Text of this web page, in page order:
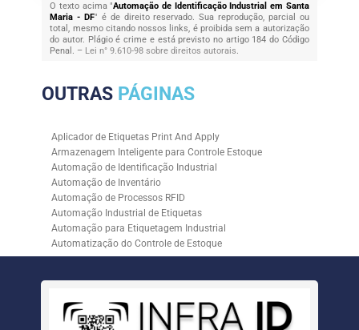
O texto acima "Automação de Identificação Industrial em Santa
Maria - DF" é de direito reservado. Sua reprodução, parcial ou
total, mesmo citando nossos links, é proibida sem a autorização
do autor. Plágio é crime e está previsto no artigo 184 do Código
Penal. – Lei n° 9.610-98 sobre direitos autorais.
OUTRAS PÁGINAS
Aplicador de Etiquetas Print And Apply
Armazenagem Inteligente para Controle Estoque
Automação de Identificação Industrial
Automação de Inventário
Automação de Processos RFID
Automação Industrial de Etiquetas
Automação para Etiquetagem Industrial
Automatização do Controle de Estoque
Controle de Estoque com RFID
Empresa de Automação para Processos Logísticos
Empresa de Rastreabilidade Industrial